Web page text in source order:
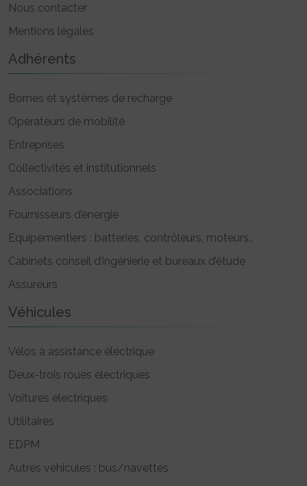
Nous contacter
Mentions légales
Adhérents
Bornes et systèmes de recharge
Opérateurs de mobilité
Entreprises
Collectivités et institutionnels
Associations
Fournisseurs d’énergie
Equipementiers : batteries, contrôleurs, moteurs..
Cabinets conseil d’ingénierie et bureaux d’étude
Assureurs
Véhicules
Vélos à assistance électrique
Deux-trois roues électriques
Voitures électriques
Utilitaires
EDPM
Autres véhicules : bus/navettes